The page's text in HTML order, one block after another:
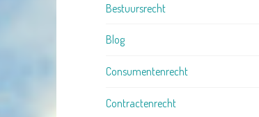
Bestuursrecht
Blog
Consumentenrecht
Contractenrecht